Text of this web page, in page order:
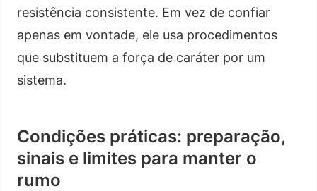
resistência consistente. Em vez de confiar
apenas em vontade, ele usa procedimentos
que substituem a força de caráter por um
sistema.
Condições práticas: preparação,
sinais e limites para manter o
rumo